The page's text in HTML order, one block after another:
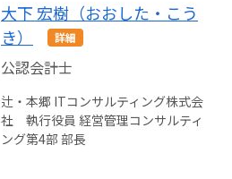
大下 宏樹（おおした・こう
き）
詳細
公認会計士
辻・本郷 ITコンサルティング株式会
社 執行役員 経営管理コンサルティ
ング第4部 部長